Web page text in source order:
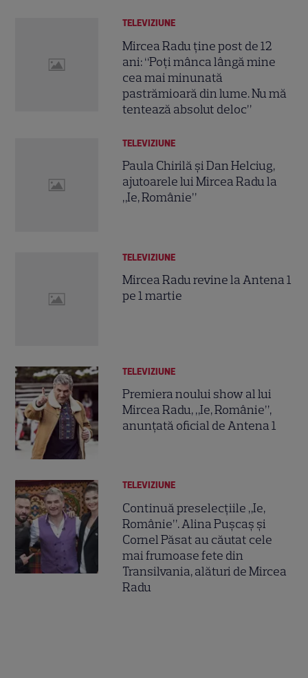
TELEVIZIUNE
Mircea Radu ține post de 12
ani: “Poți mânca lângă mine
cea mai minunată
pastrămioară din lume. Nu mă
tentează absolut deloc”
TELEVIZIUNE
Paula Chirilă și Dan Helciug,
ajutoarele lui Mircea Radu la
„Ie, Românie”
TELEVIZIUNE
Mircea Radu revine la Antena 1
pe 1 martie
TELEVIZIUNE
Premiera noului show al lui
Mircea Radu, „Ie, Românie”,
anunțată oficial de Antena 1
TELEVIZIUNE
Continuă preselecțiile „Ie,
Românie”. Alina Pușcaș și
Cornel Păsat au căutat cele
mai frumoase fete din
Transilvania, alături de Mircea
Radu